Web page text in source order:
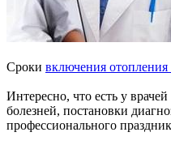
Сроки включения
Интересно, что есть у
болезней, постановки
профессионального